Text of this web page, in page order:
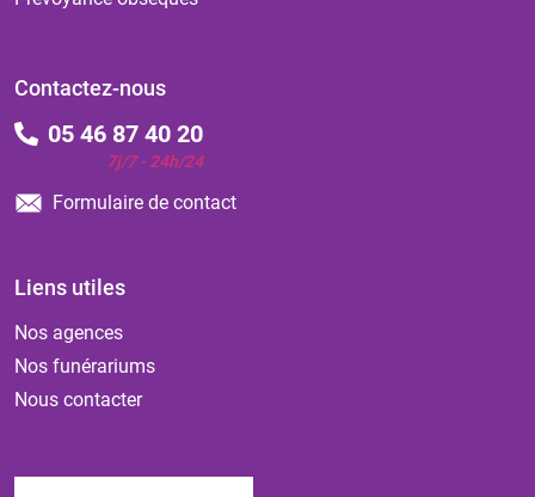
Contactez-nous
05 46 87 40 20
7j/7 - 24h/24
Formulaire de contact
Liens utiles
Nos agences
Nos funérariums
Nous contacter